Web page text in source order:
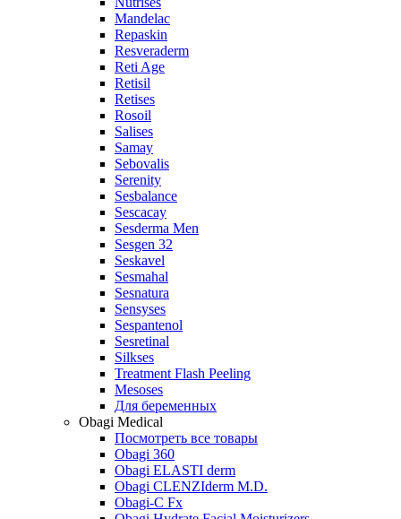
Mandelac
Repaskin
Resveraderm
Reti Age
Retisil
Retises
Rosoil
Salises
Samay
Sebovalis
Serenity
Sesbalance
Sescacay
Sesderma Men
Sesgen 32
Seskavel
Sesmahal
Sesnatura
Sensyses
Sespantenol
Sesretinal
Silkses
Treatment Flash Peeling
Mesoses
Для беременных
Obagi Medical
Посмотреть все товары
Obagi 360
Obagi ELASTI derm
Obagi CLENZIderm M.D.
Obagi-C Fx